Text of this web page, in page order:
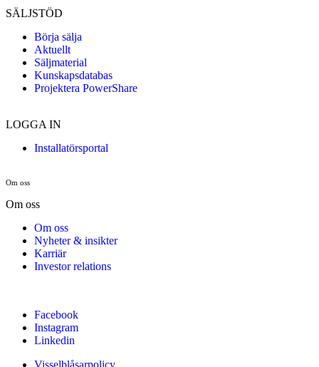
SÄLJSTÖD
Börja sälja
Aktuellt
Säljmaterial
Kunskapsdatabas
Projektera PowerShare
LOGGA IN
Installatörsportal
Om oss
Om oss
Om oss
Nyheter & insikter
Karriär
Investor relations
Facebook
Instagram
Linkedin